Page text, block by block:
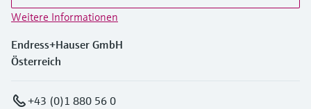
Weitere Informationen
Endress+Hauser GmbH
Österreich
+43 (0)1 880 56 0